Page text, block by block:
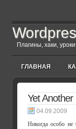
Плагины, хаки,
ГЛАВНАЯ
Yet
04.09.2009
Никогда особо не